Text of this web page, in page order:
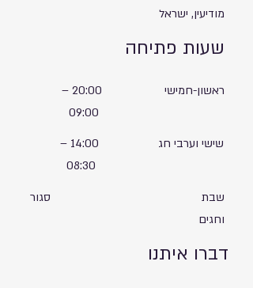
מודיעין, ישראל
שעות פתיחה
20:00
–
14:00
–
סגור
ראשון-חמישי
שישי וערבי חג
שבת
וחגים
דברו איתנו